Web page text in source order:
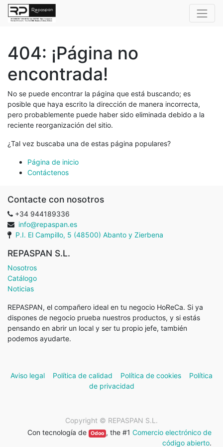
404: ¡Página no
encontrada!
No se puede encontrar la página que está buscando; es
posible que haya escrito la dirección de manera incorrecta,
pero probablemente puede haber sido eliminada debido a la
reciente reorganización del sitio.
¿Tal vez buscaba una de estas página populares?
Página de inicio
Contáctenos
Contacte con nosotros
+34 944189336
info@repaspan.es
P.I. El Campillo, 5 (48500) Abanto y Zierbena
REPASPAN S.L.
Nosotros
Catálogo
Noticias
REPASPAN, el compañero ideal en tu negocio HoReCa. Si ya
dispones de negocio prueba nuestros productos, y si estás
pensando en abrir un local y ser tu propio jefe, también
podemos ayudarte.
Aviso legal Política de calidad Política de cookies
Política
de privacidad
Copyright © REPASPAN S.L.
Con tecnología de
Odoo , the #1 Comercio electrónico de
código abierto.